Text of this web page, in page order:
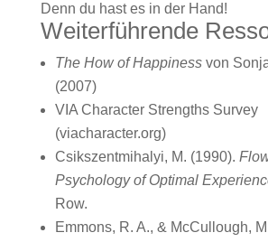
Denn du hast es in der Hand!
Weiterführende
The How of Happinessvon
(2007)
VIA Character Strengths Survey
(viacharacter.org)
Csikszentmihalyi, M. (1990).
Psychology of Optimal
Row.
Emmons, R. A., & McCullough,